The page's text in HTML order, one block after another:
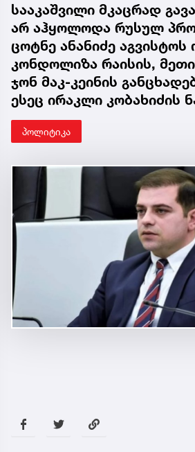
სააკაშვილი მკაცრად
არ აჰყოლოდა რუსულ
ცოტნე ანანიძე აგვისტოს
კონდოლიზა რაისის,
ჯონ მაკ-კეინის
ესეც ირაკლი კობახიძის
პოლიტიკა